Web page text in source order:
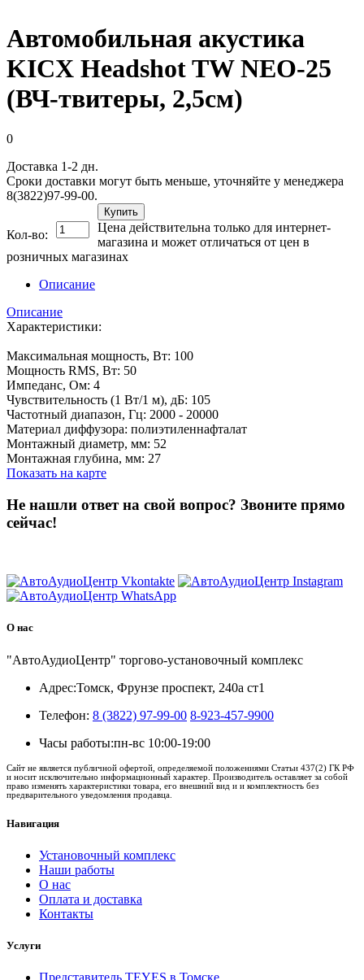
Автомобильная акустика
KICX Headshot TW NEO-25
(ВЧ-твитеры, 2,5см)
0
Доставка 1-2 дн.
Сроки доставки могут быть меньше, уточняйте у менеджера
8(3822)97-99-00.
Кол-во:
Купить
Цена действительна только для интернет-
магазина и может отличаться от цен в
розничных магазинах
Описание
Описание
Характеристики:
Максимальная мощность, Вт: 100
Мощность RMS, Вт: 50
Импеданс, Ом: 4
Чувствительность (1 Вт/1 м), дБ: 105
Частотный диапазон, Гц: 2000 - 20000
Материал диффузора: полиэтиленнафталат
Монтажный диаметр, мм: 52
Монтажная глубина, мм: 27
Показать на карте
Не нашли ответ на свой вопрос? Звоните прямо
сейчас!
О нас
"АвтоАудиоЦентр" торгово-установочный комплекс
Адрес:Томск, Фрунзе проспект, 240а ст1
Телефон: 8 (3822) 97-99-00 8-923-457-9900
Часы работы:пн-вс 10:00-19:00
Сайт не является публичной офертой, определяемой положениями Статьи 437(2) ГК РФ
и носит исключительно информационный характер. Производитель оставляет за собой
право изменять характеристики товара, его внешний вид и и комплектность без
предварительного уведомления продавца.
Навигация
Установочный комплекс
Наши работы
О нас
Оплата и доставка
Контакты
Услуги